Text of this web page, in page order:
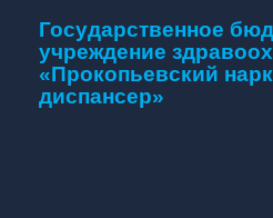
Государственное
учреждение
«Прокопьевский
диспансер»